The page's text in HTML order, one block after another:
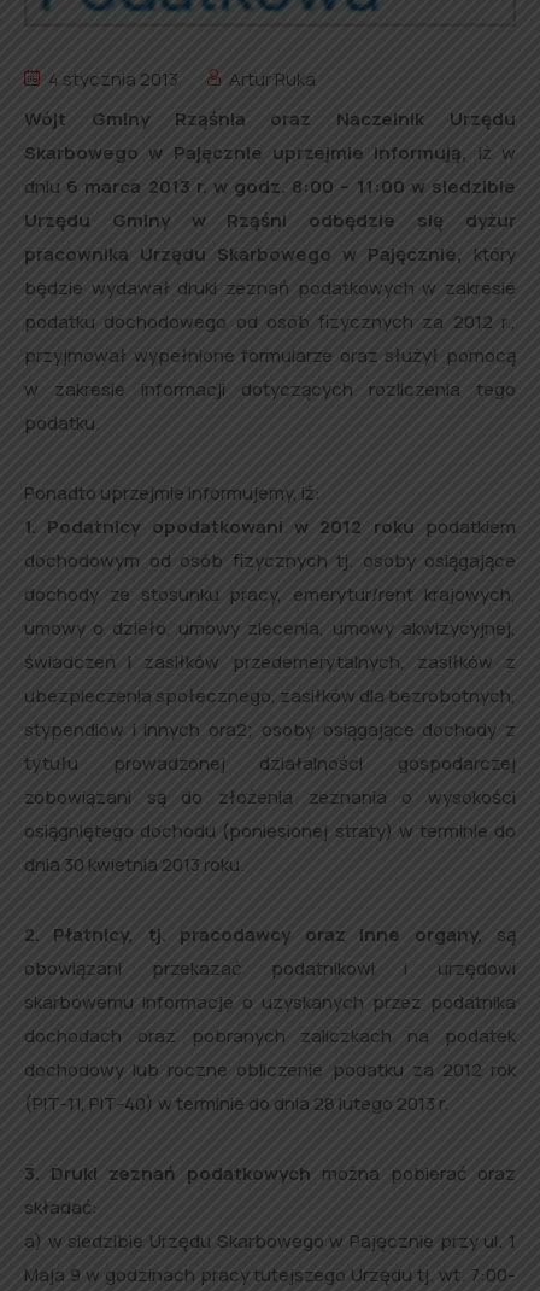
4 stycznia 2013
Artur Ruka
Wójt Gminy Rząśnia oraz Naczelnik Urzędu
Skarbowego w Pajęcznie uprzejmie informują, iż w
dniu 6 marca 2013 r. w godz. 8:00 – 11:00 w siedzibie
Urzędu Gminy w Rząśni odbędzie się dyżur
pracownika Urzędu Skarbowego w Pajęcznie, który
będzie wydawał druki zeznań podatkowych w zakresie
podatku dochodowego od osób fizycznych za 2012 r.,
przyjmował wypełnione formularze oraz służył pomocą
w zakresie informacji dotyczących rozliczenia tego
podatku.
Ponadto uprzejmie informujemy, iż:
1. Podatnicy opodatkowani w 2012 roku podatkiem
dochodowym od osób fizycznych tj. osoby osiągające
dochody ze stosunku pracy, emerytur/rent krajowych,
umowy o dzieło, umowy zlecenia, umowy akwizycyjnej,
świadczeń i zasiłków przedemerytalnych, zasiłków z
ubezpieczenia społecznego, zasiłków dla bezrobotnych,
stypendiów i innych ora2; osoby osiągające dochody z
tytułu prowadzonej działalności gospodarczej
zobowiązani są do złożenia zeznania o wysokości
osiągniętego dochodu (poniesionej straty) w terminie do
dnia 30 kwietnia 2013 roku.
2. Płatnicy, tj. pracodawcy oraz inne organy, są
obowiązani przekazać podatnikowi i urzędowi
skarbowemu informacje o uzyskanych przez podatnika
dochodach oraz pobranych zaliczkach na podatek
dochodowy lub roczne obliczenie podatku za 2012 rok
(PIT-11, PIT-40) w terminie do dnia 28 lutego 2013 r.
3. Druki zeznań podatkowych można pobierać oraz
składać:
a) w siedzibie Urzędu Skarbowego w Pajęcznie przy ul. 1
Maja 9 w godzinach pracy tutejszego Urzędu tj. wt. 7:00-